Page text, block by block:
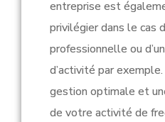
entreprise est
privilégier dans le cas
professionnelle ou
d’activité par
gestion optimale et
de votre activité de